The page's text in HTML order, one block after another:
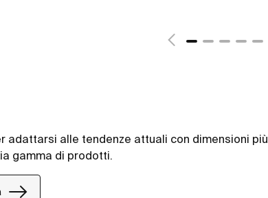
adattarsi alle tendenze attuali con dimensioni più
gamma di prodotti.